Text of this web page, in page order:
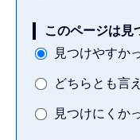
このページは見
見つけやすか
どちらとも言
見つけにくか